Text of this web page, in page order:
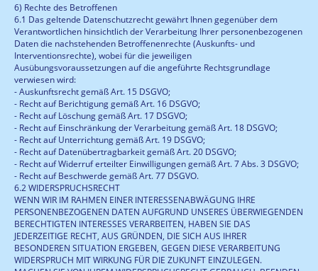
6) Rechte des Betroffenen
6.1 Das geltende Datenschutzrecht gewährt Ihnen gegenüber dem
Verantwortlichen hinsichtlich der Verarbeitung Ihrer personenbezogenen
Daten die nachstehenden Betroffenenrechte (Auskunfts- und
Interventionsrechte), wobei für die jeweiligen
Ausübungsvoraussetzungen auf die angeführte Rechtsgrundlage
verwiesen wird:
- Auskunftsrecht gemäß Art. 15 DSGVO;
- Recht auf Berichtigung gemäß Art. 16 DSGVO;
- Recht auf Löschung gemäß Art. 17 DSGVO;
- Recht auf Einschränkung der Verarbeitung gemäß Art. 18 DSGVO;
- Recht auf Unterrichtung gemäß Art. 19 DSGVO;
- Recht auf Datenübertragbarkeit gemäß Art. 20 DSGVO;
- Recht auf Widerruf erteilter Einwilligungen gemäß Art. 7 Abs. 3 DSGVO;
- Recht auf Beschwerde gemäß Art. 77 DSGVO.
6.2 WIDERSPRUCHSRECHT
WENN WIR IM RAHMEN EINER INTERESSENABWÄGUNG IHRE
PERSONENBEZOGENEN DATEN AUFGRUND UNSERES ÜBERWIEGENDEN
BERECHTIGTEN INTERESSES VERARBEITEN, HABEN SIE DAS
JEDERZEITIGE RECHT, AUS GRÜNDEN, DIE SICH AUS IHRER
BESONDEREN SITUATION ERGEBEN, GEGEN DIESE VERARBEITUNG
WIDERSPRUCH MIT WIRKUNG FÜR DIE ZUKUNFT EINZULEGEN.